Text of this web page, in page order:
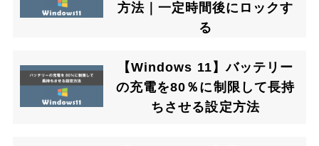
方法｜一定時間後にロックす
る
【Windows 11】バッテリー
の充電を80％に制限して長持
ちさせる設定方法